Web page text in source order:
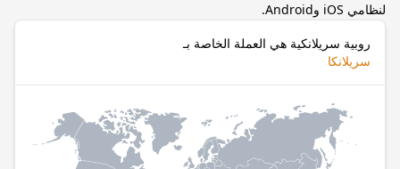
لنظامي iOS وAndroid.
روبية سريلانكية هي العملة الخاصة بـ
سريلانكا